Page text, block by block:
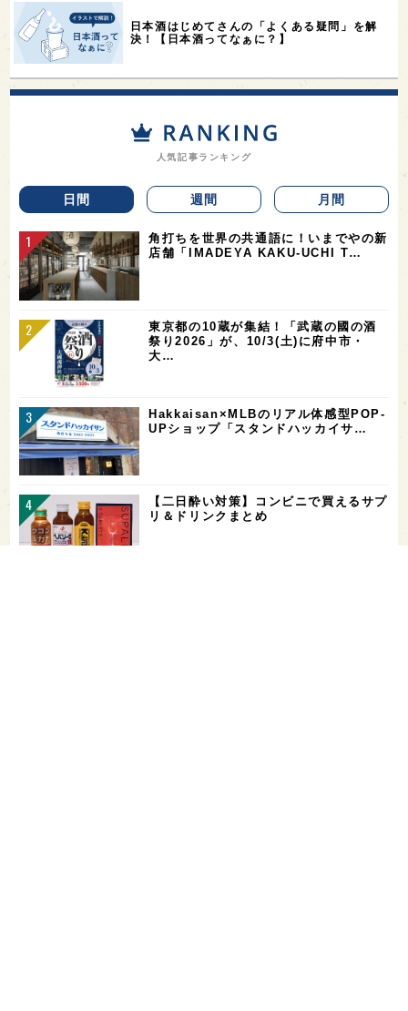
日本酒はじめてさんの「よくある疑問」を解
決！【日本酒ってなぁに？】
人気記事ランキング
日間 週間 月間
角打ちを世界の共通語に！いまでやの新
店舗「IMADEYA KAKU-UCHI T…
東京都の10蔵が集結！「武蔵の國の酒
祭り2026」が、10/3(土)に府中市・
大…
Hakkaisan×MLBのリアル体感型POP-
UPショップ「スタンドハッカイサ…
【二日酔い対策】コンビニで買えるサプ
リ＆ドリンクまとめ